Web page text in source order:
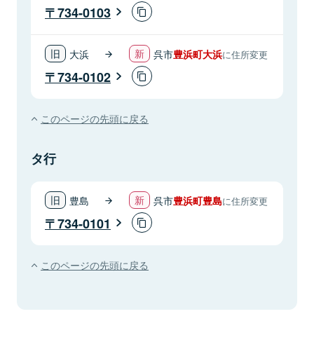
734-0103
大浜 呉市豊浜町大浜に住所変更
734-0102
このページの先頭に戻る
タ行
豊島 呉市豊浜町豊島に住所変更
734-0101
このページの先頭に戻る